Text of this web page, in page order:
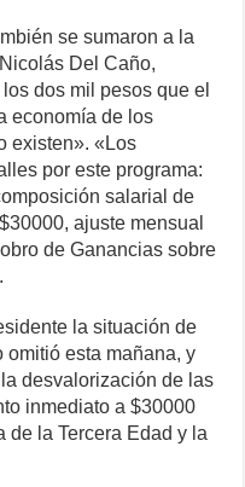
se sumaron a la
Del Caño,
dos mil pesos que el
economía de los
existen». «Los
por este programa:
salarial de
ajuste mensual
de Ganancias sobre
la situación de
omitió esta mañana, y
desvalorización de las
inmediato a $30000
de la Tercera Edad y la